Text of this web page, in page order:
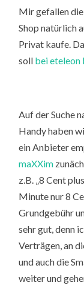
Mir gefallen
Shop natürlich
Privat kaufe.
soll bei eteleon
Auf der Suche
Handy haben
ein Anbieter
maXXim
z.B. „8 Cent
Minute nur 8
Grundgebühr
sehr gut, denn
Verträgen, an
und auch die
weiter und